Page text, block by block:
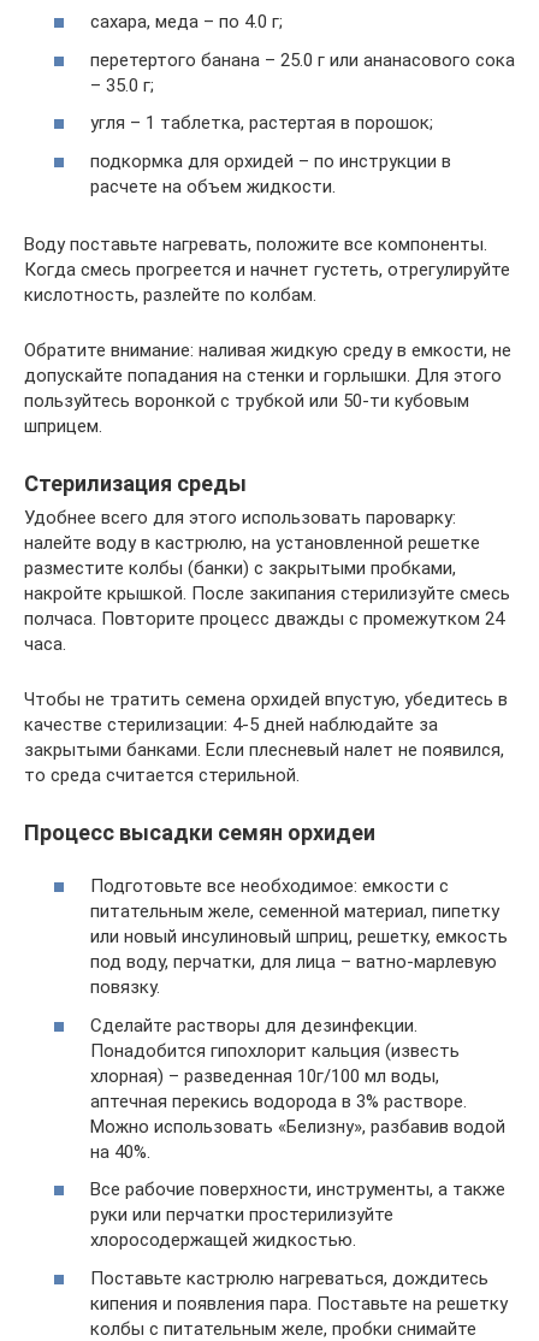
сахара, меда – по 4.0 г;
перетертого банана – 25.0 г или ананасового сока
– 35.0 г;
угля – 1 таблетка, растертая в порошок;
подкормка для орхидей – по инструкции в
расчете на объем жидкости.
Воду поставьте нагревать, положите все компоненты.
Когда смесь прогреется и начнет густеть, отрегулируйте
кислотность, разлейте по колбам.
Обратите внимание: наливая жидкую среду в емкости, не
допускайте попадания на стенки и горлышки. Для этого
пользуйтесь воронкой с трубкой или 50-ти кубовым
шприцем.
Стерилизация среды
Удобнее всего для этого использовать пароварку:
налейте воду в кастрюлю, на установленной решетке
разместите колбы (банки) с закрытыми пробками,
накройте крышкой. После закипания стерилизуйте смесь
полчаса. Повторите процесс дважды с промежутком 24
часа.
Чтобы не тратить семена орхидей впустую, убедитесь в
качестве стерилизации: 4-5 дней наблюдайте за
закрытыми банками. Если плесневый налет не появился,
то среда считается стерильной.
Процесс высадки семян орхидеи
Подготовьте все необходимое: емкости с
питательным желе, семенной материал, пипетку
или новый инсулиновый шприц, решетку, емкость
под воду, перчатки, для лица – ватно-марлевую
повязку.
Сделайте растворы для дезинфекции.
Понадобится гипохлорит кальция (известь
хлорная) – разведенная 10г/100 мл воды,
аптечная перекись водорода в 3% растворе.
Можно использовать «Белизну», разбавив водой
на 40%.
Все рабочие поверхности, инструменты, а также
руки или перчатки простерилизуйте
хлоросодержащей жидкостью.
Поставьте кастрюлю нагреваться, дождитесь
кипения и появления пара. Поставьте на решетку
колбы с питательным желе, пробки снимайте